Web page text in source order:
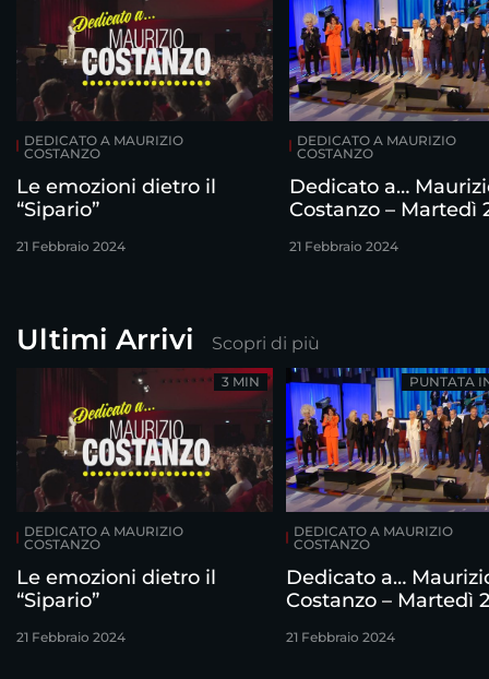
DEDICATO A MAURIZIO
COSTANZO
Le emozioni dietro il
“Sipario”
21 Febbraio 2024
DEDICATO A MAURIZIO
COSTANZO
Dedicato a…
Costanzo – Martedì
21 Febbraio 2024
Ultimi Arrivi Scopri di più
DEDICATO A MAURIZIO
COSTANZO
Le emozioni dietro il
“Sipario”
21 Febbraio 2024
3 MIN
DEDICATO A MAURIZIO
COSTANZO
Dedicato a…
Costanzo – Martedì
21 Febbraio 2024
PUNTATA